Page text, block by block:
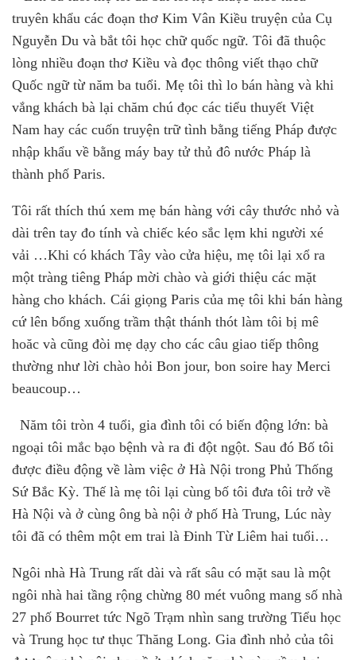
truyên khẩu các đoạn thơ Kim Vân Kiều truyện của Cụ
Nguyễn Du và bắt tôi học chữ quốc ngữ. Tôi đã thuộc
lòng nhiều đoạn thơ Kiều và đọc thông viết thạo chữ
Quốc ngữ từ năm ba tuổi. Mẹ tôi thì lo bán hàng và khi
vắng khách bà lại chăm chú đọc các tiểu thuyết Việt
Nam hay các cuốn truyện trữ tình bằng tiếng Pháp được
nhập khẩu về bằng máy bay tử thủ đô nước Pháp là
thành phố Paris.
Tôi rất thích thú xem mẹ bán hàng với cây thước nhỏ và
dài trên tay đo tính và chiếc kéo sắc lẹm khi người xé
vải …Khi có khách Tây vào cửa hiệu, mẹ tôi lại xổ ra
một tràng tiêng Pháp mời chào và giới thiệu các mặt
hàng cho khách. Cái giọng Paris của mẹ tôi khi bán hàng
cứ lên bổng xuống trầm thật thánh thót làm tôi bị mê
hoăc và cũng đòi mẹ dạy cho các câu giao tiếp thông
thường như lời chào hỏi Bon jour, bon soire hay Merci
beaucoup…
Năm tôi tròn 4 tuổi, gia đình tôi có biến động lớn: bà
ngoại tôi mắc bạo bệnh và ra đi đột ngột. Sau đó Bố tôi
được điều động về làm việc ở Hà Nội trong Phủ Thống
Sứ Bắc Kỳ. Thế là mẹ tôi lại cùng bố tôi đưa tôi trở về
Hà Nội và ở cùng ông bà nội ở phố Hà Trung, Lúc này
tôi đã có thêm một em trai là Đinh Từ Liêm hai tuổi…
Ngôi nhà Hà Trung rất dài và rất sâu có mặt sau là một
ngôi nhà hai tầng rộng chừng 80 mét vuông mang số nhà
27 phố Bourret tức Ngõ Trạm nhìn sang trường Tiểu học
và Trung học tư thục Thăng Long. Gia đình nhỏ của tôi